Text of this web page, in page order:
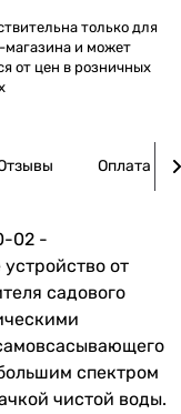
только для
магазина и может
от цен в розничных
Оплата
02 -
от
садового
спектром
чистой воды.